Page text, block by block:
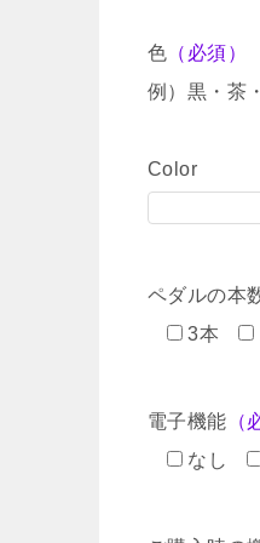
色 （必須）
例）黒・茶
Color
ペダルの本
3本
電子機能 （
なし